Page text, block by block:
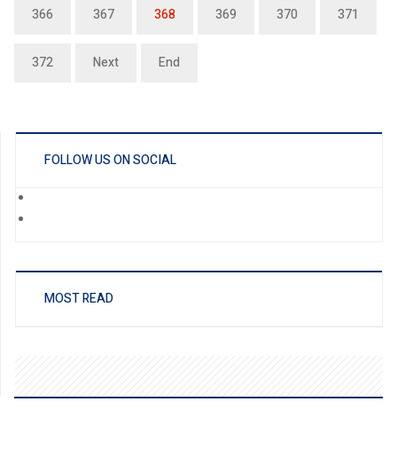
366 367 368 369 370 371
372 Next End
FOLLOW US ON SOCIAL
MOST READ